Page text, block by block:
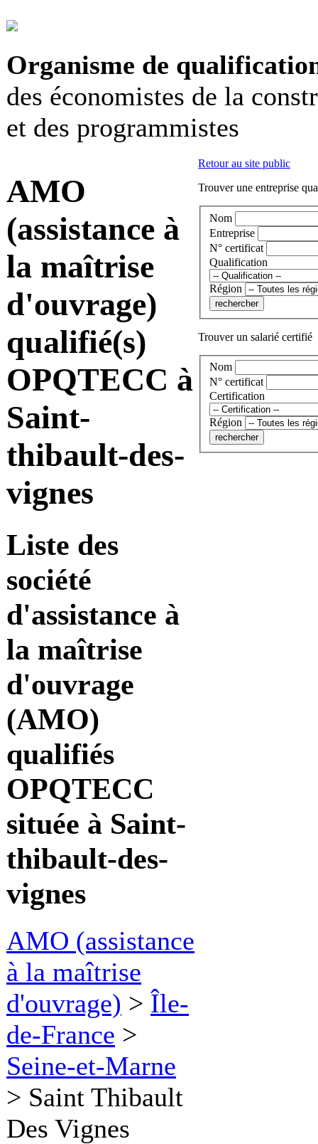
Organisme de
des économistes de la
et des programmistes
AMO
(assistance à
la maîtrise
d'ouvrage)
qualifié(s)
OPQTECC à
Saint-
thibault-des-
vignes
Liste des
société
d'assistance à
la maîtrise
d'ouvrage
(AMO)
qualifiés
OPQTECC
située à Saint-
thibault-des-
vignes
AMO (assistance
à la maîtrise
d'ouvrage) > Île-
de-France >
Seine-et-Marne
> Saint Thibault
Des Vignes
Retour au site public
Trouver une entreprise
Nom
Entreprise
N° certificat
Qualification
Région
Trouver un salarié certifié
Nom
N° certificat
Certification
Région